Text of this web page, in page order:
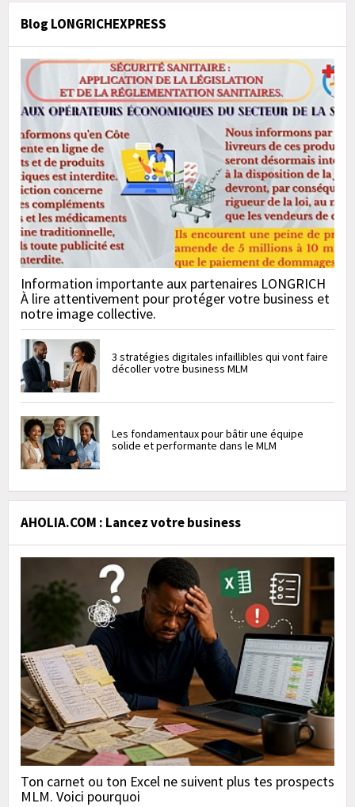
Blog LONGRICHEXPRESS
Information importante aux partenaires LONGRICH
À lire attentivement pour protéger votre business et
notre image collective.
3 stratégies digitales infaillibles qui vont faire
décoller votre business MLM
Les fondamentaux pour bâtir une équipe
solide et performante dans le MLM
AHOLIA.COM : Lancez votre business
Ton carnet ou ton Excel ne suivent plus tes prospects
MLM. Voici pourquoi